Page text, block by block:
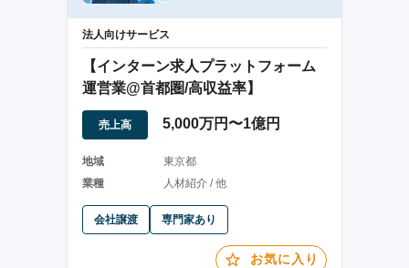
法人向けサービス
【インターン求人プラットフォーム
運営業@首都圏/高収益率】
売上高 5,000万円〜1億円
地域
東京都
業種
人材紹介 / 他
会社譲渡 専門家あり
お気に入り